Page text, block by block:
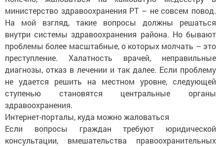
министерство здравоохранения РТ – не совсем повод.
На мой взгляд, такие вопросы должны решаться
внутри системы здравоохранения района. Но бывают
проблемы более масштабные, о которых молчать – это
преступление. Халатность врачей, неправильные
диагнозы, отказ в лечении и так далее. Если проблему
не удается решить на местном уровне, следующей
ступенью становятся центральные органы
здравоохранения.
Интернет-порталы, куда можно жаловаться
Если вопросы граждан требуют юридической
консультации, вмешательства правоохранительных